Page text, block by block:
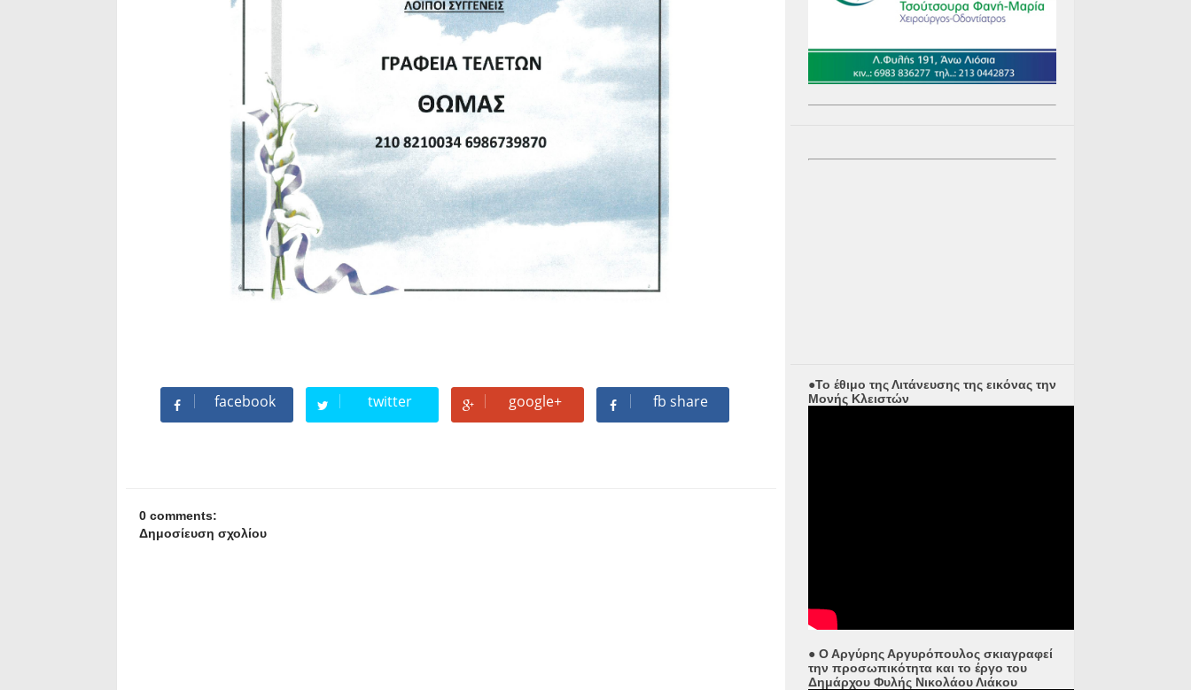
facebook twitter google+ fb share
0 comments:
Δημοσίευση σχολίου
●Το έθιμο της Λιτάνευσης της εικόνας την
Μονής Κλειστών
● Ο Αργύρης Αργυρόπουλος σκιαγραφεί
την προσωπικότητα και το έργο του
Δημάρχου Φυλής Νικολάου Λιάκου